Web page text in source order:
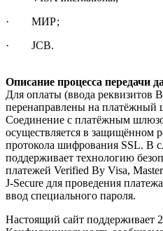
· МИР;
· JCB.
Описание процесса передачи
Для оплаты (ввода реквизитов
перенаправлены на
Соединение с платёжным
осуществляется в защищённом
протокола шифрования SSL. В
поддерживает технологию
платежей Verified By Visa,
J-Secure для проведения
ввод специального пароля.
Настоящий сайт поддерживает